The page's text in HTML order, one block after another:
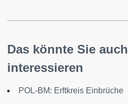
Das könnte Sie auch
interessieren
POL-BM: Erftkreis Einbrüche